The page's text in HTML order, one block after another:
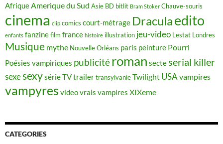
AfriqueAmerique du Sud Asie BD bitlit Bram Stoker Chauve-souris
cinema clip comics court-métrage Draculaedito
enfants fanzinefilm france histoire illustration jeu-video Lestat Londres
Musique mythe Nouvelle Orléans paris peinture Pourri
Poésies vampiriques publicitéroman secteserial killer
sexesexysérie TVtrailertransylvanieTwilight USAvampires
vampyres videovrais vampires XIXeme
CATEGORIES